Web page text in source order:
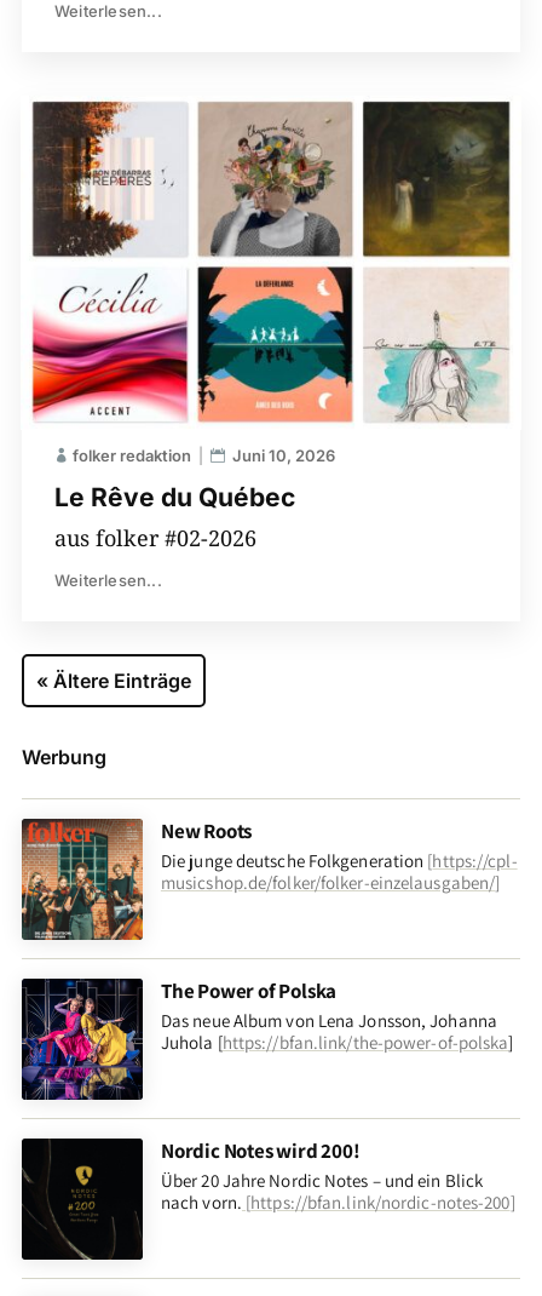
Weiterlesen...
Le Rêve du Québec
folker redaktion Juni 10, 2026
aus folker #02-2026
Weiterlesen...
« Ältere Einträge
Werbung
New Roots
Die junge deutsche Folkgeneration [https://cpl-
musicshop.de/folker/folker-einzelausgaben/]
The Power of Polska
Das neue Album von Lena Jonsson, Johanna
Juhola [https://bfan.link/the-power-of-polska]
Nordic Notes wird 200!
Über 20 Jahre Nordic Notes – und ein Blick
nach vorn. [https://bfan.link/nordic-notes-200]